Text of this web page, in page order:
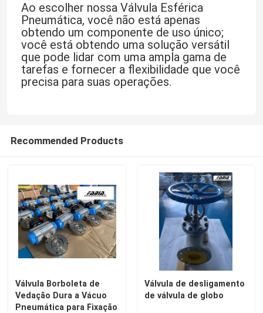
Ao escolher nossa Válvula Esférica
Pneumática, você não está apenas
obtendo um componente de uso único;
você está obtendo uma solução versátil
que pode lidar com uma ampla gama de
tarefas e fornecer a flexibilidade que você
precisa para suas operações.
Recommended Products
Válvula Borboleta de
Vedação Dura a Vácuo
Pneumática para Fixação
Válvula de desligamento
de válvula de globo